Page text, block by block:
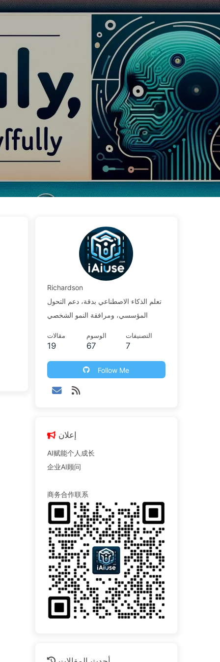
الوسوم التصنيفات الروابط حول 🇦🇪 العربية
Richardson
تعلم الذكاء الاصطناعي بدقة، دعم التحول
المؤسسي، ومرافقة النمو الشخصي
مقالات
19
الوسوم
67
التصنيفات
7
Follow Me
إعلان
AI赋能个人成长
企业AI顾问
商务合作联系